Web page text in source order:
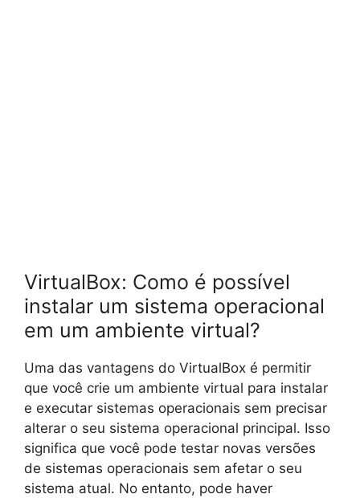
VirtualBox: Como é possível
instalar um sistema operacional
em um ambiente virtual?
Uma das vantagens do VirtualBox é permitir
que você crie um ambiente virtual para instalar
e executar sistemas operacionais sem precisar
alterar o seu sistema operacional principal. Isso
significa que você pode testar novas versões
de sistemas operacionais sem afetar o seu
sistema atual. No entanto, pode haver